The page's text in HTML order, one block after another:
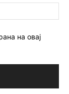
на овај